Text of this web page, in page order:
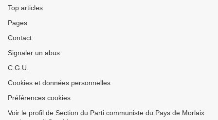
Top articles
Pages
Contact
Signaler un abus
C.G.U.
Cookies et données personnelles
Préférences cookies
Voir le profil de Section du Parti communiste du Pays de Morlaix